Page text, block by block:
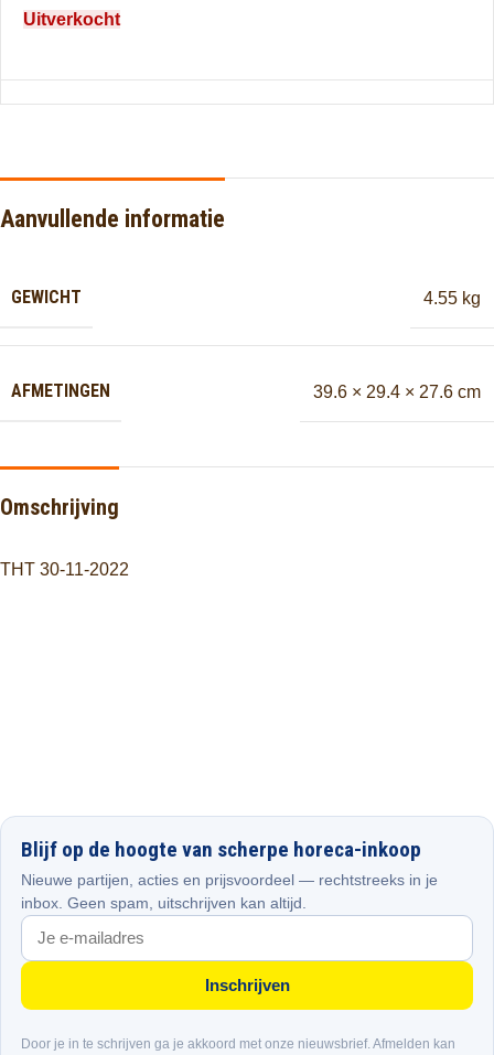
Uitverkocht
Aanvullende informatie
GEWICHT 4.55 kg
AFMETINGEN 39.6 × 29.4 × 27.6 cm
Omschrijving
THT 30-11-2022
Blijf op de hoogte van scherpe horeca-inkoop
Nieuwe partijen, acties en prijsvoordeel — rechtstreeks in je
inbox. Geen spam, uitschrijven kan altijd.
Inschrijven
Door je in te schrijven ga je akkoord met onze nieuwsbrief. Afmelden kan